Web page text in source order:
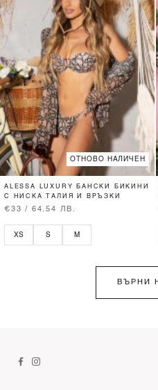
ОТНОВО НАЛИЧЕН
ALESSA LUXURY БАНСКИ БИКИНИ
С НИСКА ТАЛИЯ И ВРЪЗКИ
€33 / 64.54 ЛВ.
XS S M
ВЪРНИ